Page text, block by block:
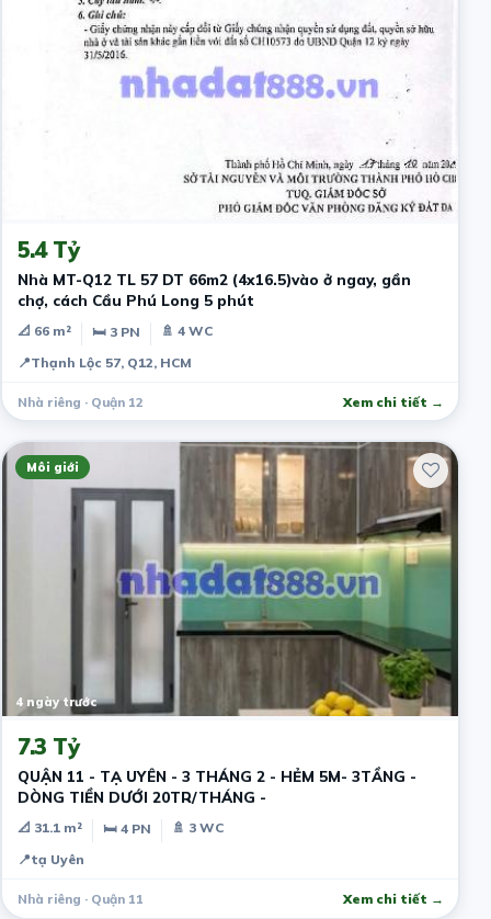
5.4 Tỷ
Nhà MT-Q12 TL 57 DT 66m2 (4x16.5)vào ở ngay, gần
chợ, cách Cầu Phú Long 5 phút
📐 66 m² 🛏 3 PN
🚿 4 WC
📍Thạnh Lộc 57, Q12, HCM
Nhà riêng · Quận 12 Xem chi tiết →
Môi giới
4 ngày trước
7.3 Tỷ
QUẬN 11 - TẠ UYÊN - 3 THÁNG 2 - HẺM 5M- 3TẦNG -
DÒNG TIỀN DƯỚI 20TR/THÁNG -
📐 31.1 m² 🛏 4 PN
🚿 3 WC
📍tạ Uyên
Nhà riêng · Quận 11 Xem chi tiết →